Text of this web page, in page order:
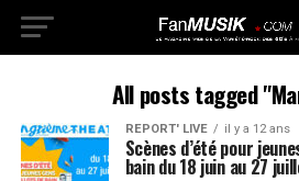
All posts tagged
REPORT' LIVE il y a 12 ans
Scènes d’été pour
bain du 18 juin au 27